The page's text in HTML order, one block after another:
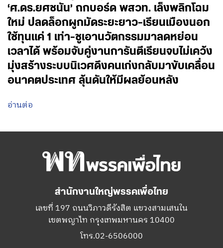
‘ศ.ดร.ยศชนัน’ ถกบอร์ด พสวท. เล็งพลิกโฉม
ใหม่ ปลดล็อกผูกมัดระยะยาว-เรียนเมืองนอก
ใช้ทุนแค่ 1 เท่า-ชูเอานวัตกรรมมาลดหย่อน
เวลาได้ พร้อมจับคู่งานการันตีเรียนจบไม่เคว้ง
มุ่งสร้างระบบนิเวศดึงคนเก่งกลับมาขับเคลื่อน
อนาคตประเทศ ลุ้นดันให้มีผลย้อนหลัง
อ่านต่อ
สำนักงานใหญ่พรรคเพื่อไทย
เลขที่ 197 ถนนวิภาวดีรังสิต แขวงสามเสนใน
เขตพญาไท กรุงเทพมหานคร 10400
โทร.02-6506000